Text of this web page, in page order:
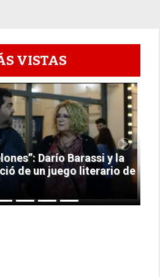
VISTAS
1
Darío Barassi y la
de un juego literario de
Next